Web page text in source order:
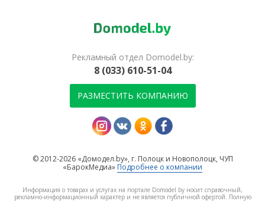
Рекламный отдел Domodel.by:
8 (033) 610-51-04
РАЗМЕСТИТЬ КОМПАНИЮ
© 2012-2026 «Домодел.by», г. Полоцк и Новополоцк, ЧУП
«БарокМедиа» Подробнее о компании
Информация о товарах и услугах на портале Domodel.by носит справочный,
рекламно-информационный характер и не является публичной офертой. Полную